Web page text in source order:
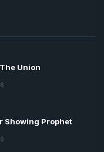
Union
Showing Prophet